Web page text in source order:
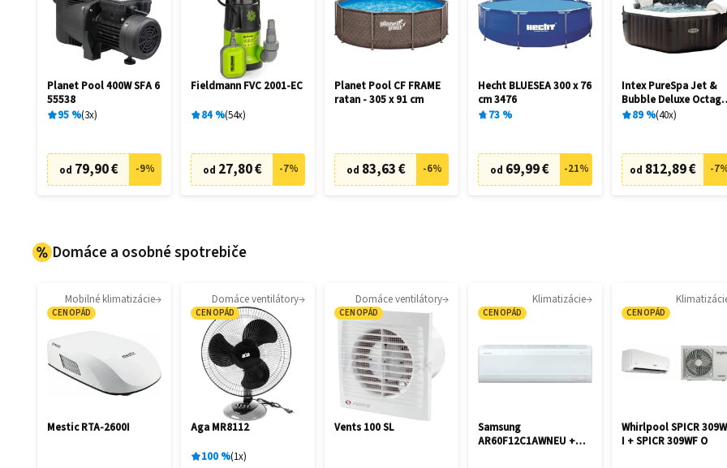
Planet Pool 400W SFA 6
55538
95 % 3x
od 79,90 € -9%
Fieldmann FVC 2001-EC
84% 54x
od 27,80 € -7%
Planet Pool CF FRAME
ratan - 305 x 91 cm
od 83,63 € -6%
Hecht BLUESEA 300 x 76
cm 3476
73 %
od 69,99 € -21%
Intex PureSpa Jet &
Bubble Deluxe
28462
89 % 40x
od 812,89 € -7
Domáce a osobné spotrebiče
Mobilné klimatizácie
CENOPÁD
Mestic RTA-2600I
Domáce ventilátory
CENOPÁD
Aga MR8112
100 % 1x
Domáce ventilátory
CENOPÁD
Vents 100 SL
Klimatizácie
CENOPÁD
Samsung
AR60F12C1AWNEU +
CENOPÁD
Whirlpool SPICR
I + SPICR 309WF O